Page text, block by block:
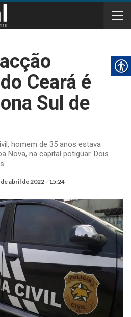
Ceará é
Sul de
homem de 35 anos estava
Nova, na capital potiguar. Dois
abril de 2022 - 15:24